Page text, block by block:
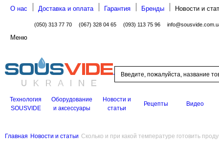
О нас Доставка и оплата Гарантия Бренды Новости и
(050) 313 77 70 (067) 328 04 65 (093) 113 75 96
Меню
Технология
SOUSVIDE
Оборудование
и аксессуары
Новости и
статьи
Рецепты Видео
Главная Новости и статьи Сколько и при какой температуре готовить